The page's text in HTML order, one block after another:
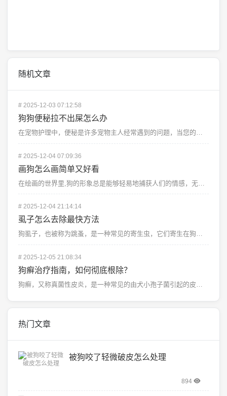
随机文章
# 2025-12-03 07:12:58
狗狗便秘拉不出屎怎么办
在宠物护理中，便秘是许多宠物主人经常遇到的问题，当您的爱犬出现便秘时，这可能会让主人感到焦虑和无助，...
# 2025-12-04 07:09:36
画狗怎么画简单又好看
在绘画的世界里,狗的形象总是能够轻易地捕获人们的情感，无论是活泼的小狗还是忠诚的猎犬，它们总能以独特...
# 2025-12-04 21:14:14
虱子怎么去除最快方法
狗虱子，也被称为跳蚤，是一种常见的寄生虫，它们寄生在狗的毛发中，给宠物和主人带来痛苦,以下是一些快速...
# 2025-12-05 21:08:34
狗癣治疗指南，如何彻底根除？
热门文章
被狗咬了轻微破皮怎么处理
894